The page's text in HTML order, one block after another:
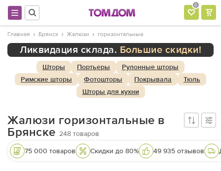
0
Главная Брянск Жалюзи горизонтальные
Ликвидация склада. Большие скидки!
Шторы Портьеры
Рулонные шторы
Римские шторы
Фотошторы Покрывала
Тюль
Шторы для кухни
Жалюзи горизонтальные в
Брянске 248 товаров
75 000 товаров Скидки до 80% 49 935 отзывов